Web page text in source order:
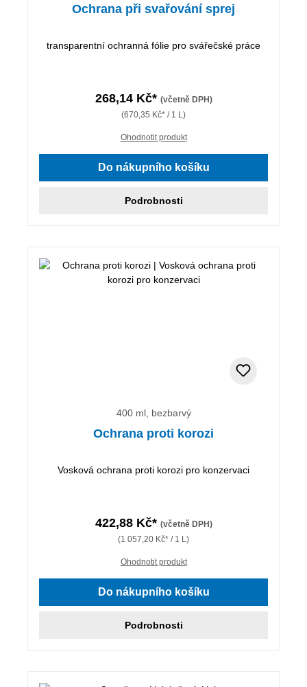
Ochrana při svařování sprej
transparentní ochranná fólie pro svářečské práce
268,14 Kč* (včetně DPH)
(670,35 Kč* / 1 L)
Ohodnotit produkt
Do nákupního košíku
Podrobnosti
400 ml, bezbarvý
Ochrana proti korozi
Vosková ochrana proti korozi pro konzervaci
422,88 Kč* (včetně DPH)
(1 057,20 Kč* / 1 L)
Ohodnotit produkt
Do nákupního košíku
Podrobnosti